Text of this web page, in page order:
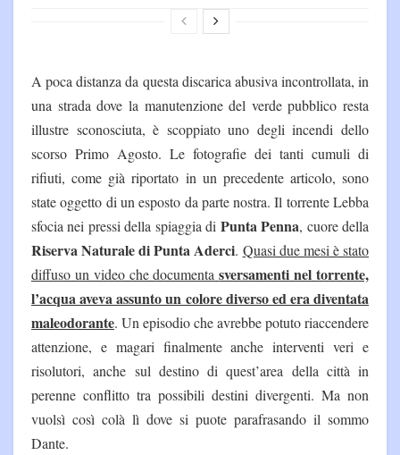
A poca distanza da questa discarica abusiva incontrollata, in
una strada dove la manutenzione del verde pubblico resta
illustre sconosciuta, è scoppiato uno degli incendi dello
scorso Primo Agosto. Le fotografie dei tanti cumuli di
rifiuti, come già riportato in un precedente articolo, sono
state oggetto di un esposto da parte nostra. Il torrente Lebba
sfocia nei pressi della spiaggia di Punta Penna, cuore della
Riserva Naturale di Punta Aderci. Quasi due mesi è stato
diffuso un video che documentasversamenti nel torrente,
l’acqua aveva assunto un colore diverso ed era diventata
maleodorante. Un episodio che avrebbe potuto riaccendere
attenzione, e magari finalmente anche interventi veri e
risolutori, anche sul destino di quest’area della città in
perenne conflitto tra possibili destini divergenti. Ma non
vuolsì così colà lì dove si puote parafrasando il sommo
Dante.